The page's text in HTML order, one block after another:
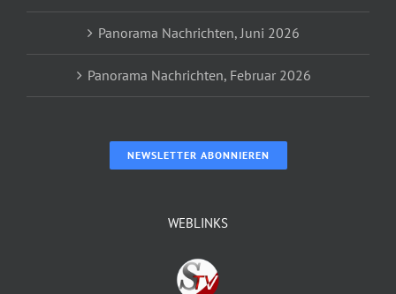
Panorama Nachrichten, Juni 2026
Panorama Nachrichten, Februar 2026
NEWSLETTER ABONNIEREN
WEBLINKS